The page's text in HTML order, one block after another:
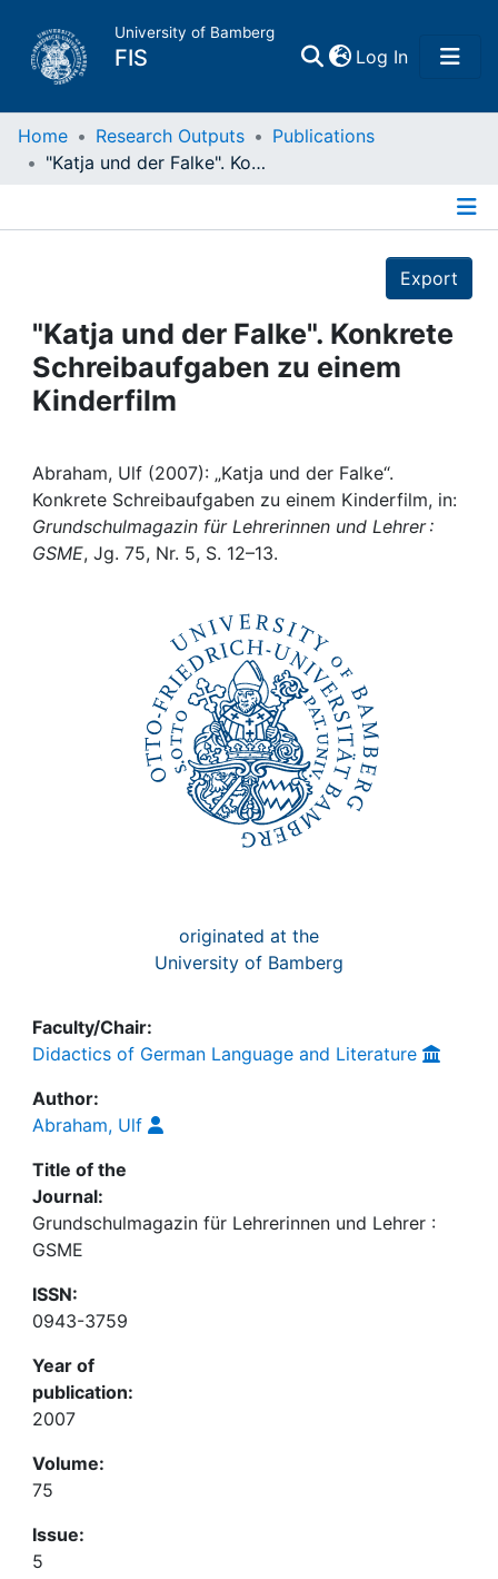
University of Bamberg
FIS Log In(current)
Home
Projects
People
Awards
My FIS
Home Research Outputs
Publications
"Katja und der Falke". Konkrete Schreibaufgaben zu einem Kinderfilm
Export
"Katja und der Falke". Konkrete
Schreibaufgaben zu einem
Kinderfilm
Abraham, Ulf (2007): „Katja und der Falke“.
Konkrete Schreibaufgaben zu einem Kinderfilm, in:
Grundschulmagazin für Lehrerinnen und Lehrer :
GSME, Jg. 75, Nr. 5, S. 12–13.
originated at the
University of Bamberg
Faculty/Chair:
Didactics of German Language and Literature
Author:
Abraham, Ulf
Title of the
Journal:
Grundschulmagazin für Lehrerinnen und Lehrer :
GSME
ISSN:
0943-3759
Year of
publication:
2007
Volume:
75
Issue:
5